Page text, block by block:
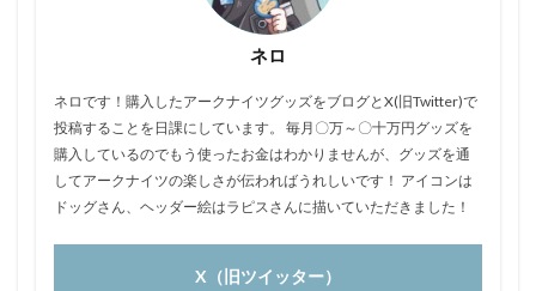
ネロ
ネロです！購入したアークナイツグッズをブログとX(旧Twitter)で
投稿することを日課にしています。 毎月〇万～〇十万円グッズを
購入しているのでもう使ったお金はわかりませんが、グッズを通
してアークナイツの楽しさが伝わればうれしいです！ アイコンは
ドッグさん、ヘッダー絵はラピスさんに描いていただきました！
X（旧ツイッター）